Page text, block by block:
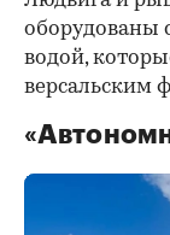
оборудованы
водой,
версальским